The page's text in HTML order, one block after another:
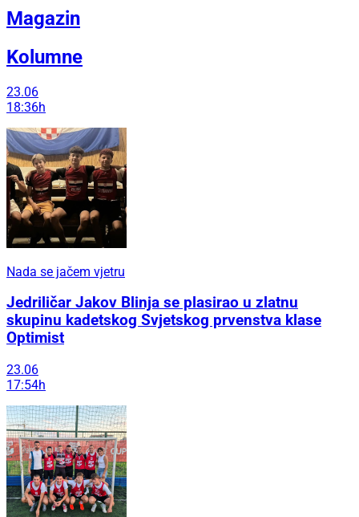
Magazin
Kolumne
23.06
18:36h
Nada se jačem vjetru
Jedriličar Jakov Blinja se plasirao u zlatnu
skupinu kadetskog Svjetskog prvenstva klase
Optimist
23.06
17:54h